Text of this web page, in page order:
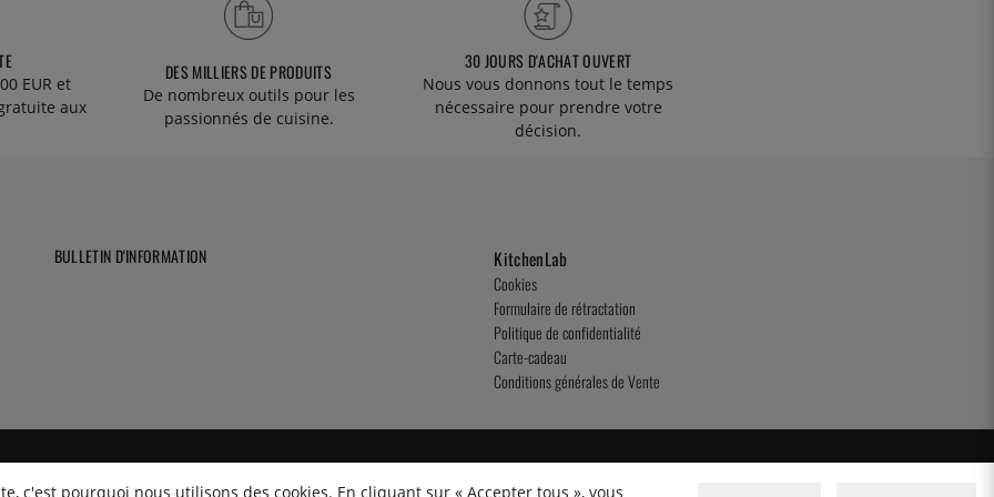
EUR et
aux
DES MILLIERS DE PRODUITS
De nombreux outils pour les
passionnés de cuisine.
30 JOURS D'ACHAT OUVERT
Nous vous donnons tout le temps
nécessaire pour prendre votre
décision.
BULLETIN D'INFORMATION KitchenLab
Cookies
Formulaire de rétractation
Politique de confidentialité
Carte-cadeau
Conditions générales de Vente
c'est pourquoi nous utilisons des cookies. En cliquant sur « Accepter tous », vous